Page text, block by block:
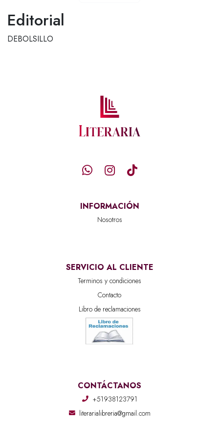
Editorial
DEBOLSILLO
INFORMACIÓN
Nosotros
SERVICIO AL CLIENTE
Terminos y condiciones
Contacto
Libro de reclamaciones
CONTÁCTANOS
+51938123791
literarialibreria@gmail.com